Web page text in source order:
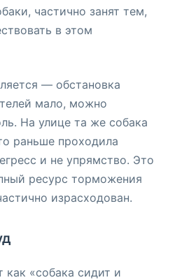
частично занят тем,
в этом
— обстановка
мало, можно
На улице та же собака
раньше проходила
и не упрямство. Это
ресурс торможения
израсходован.
как «собака сидит и